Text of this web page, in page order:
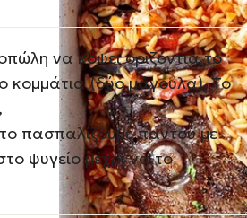
να κόψει οριζόντια το
κομμάτια (δύο μάγουλα). Το
πασπαλίζουμε παντού με
ψυγείο μέχρι να το